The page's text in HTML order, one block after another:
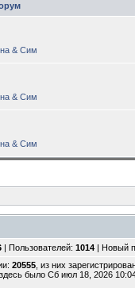
& Сим
& Сим
& Сим
| Пользователей: 1014 | Новый
20555 , из них
было Сб июл 18, 2026